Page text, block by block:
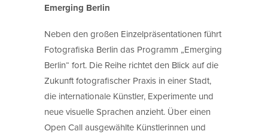
Emerging Berlin
Neben den großen Einzelpräsentationen führt
Fotografiska Berlin das Programm „Emerging
Berlin“ fort. Die Reihe richtet den Blick auf die
Zukunft fotografischer Praxis in einer Stadt,
die internationale Künstler, Experimente und
neue visuelle Sprachen anzieht. Über einen
Open Call ausgewählte Künstlerinnen und